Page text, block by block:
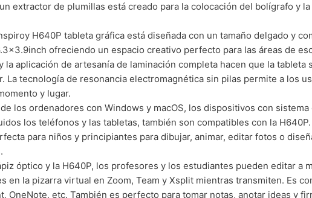
extractor de plumillas está creado para la colocación del bolígrafo y
H640P tableta gráfica está diseñada con un tamaño delgado y
ofreciendo un espacio creativo perfecto para las áreas de
la aplicación de artesanía de laminación completa hacen que la tableta
La tecnología de resonancia electromagnética sin pilas permite a los
y lugar.
de los ordenadores con Windows y macOS, los dispositivos con
los teléfonos y las tabletas, también son compatibles con la
para niños y principiantes para dibujar, animar, editar fotos o
óptico y la H640P, los profesores y los estudiantes pueden editar a
en la pizarra virtual en Zoom, Team y Xsplit mientras transmiten. Es
OneNote, etc. También es perfecto para tomar notas, anotar ideas y